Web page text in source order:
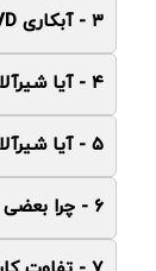
اگر شیر
‌درستی
۳ - آبکاری PVD بهتر است یا کروم معمولی؟
و عملکرد
حداقل ۲۰ تا ۳۰ میکرون باشد.
۴ - آیا شیرآلات توکار ارزش هزینه بیشتر را دارند؟
بله، از
نصب آن‌ها
۵ - آیا شیرآلات سنسوری برای خانه مناسب‌اند؟
بله،
بهداشت
۶ - چرا بعضی شیرآلات بعد از مدتی کدر می‌شوند؟